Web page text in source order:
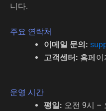
니다.
주요 연락처
이메일 문의:
고객센터: 홈페
운영 시간
평일: 오전 9시 –